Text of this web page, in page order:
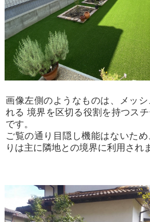
画像左側のようなものは、メッ
れる 境界を区切る役割を持つス
です。
ご覧の通り目隠し機能はないた
りは主に隣地との境界に利用され